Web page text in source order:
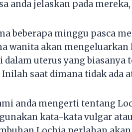
anda jelaskan pada
beberapa minggu pasca
wanita akan
dalam uterus yang biasanya
saat dimana tidak ada
anda mengerti tentang
kata-kata vulgar